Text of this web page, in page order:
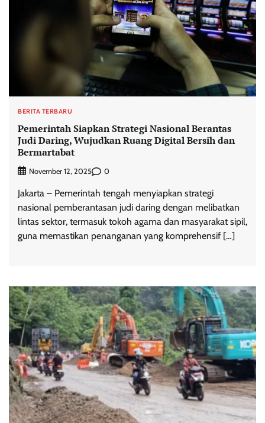
BERITA TERBARU
Pemerintah Siapkan Strategi Nasional Berantas
Judi Daring, Wujudkan Ruang Digital Bersih dan
Bermartabat
November 12, 2025 0
Jakarta – Pemerintah tengah menyiapkan strategi
nasional pemberantasan judi daring dengan melibatkan
lintas sektor, termasuk tokoh agama dan masyarakat sipil,
guna memastikan penanganan yang komprehensif […]